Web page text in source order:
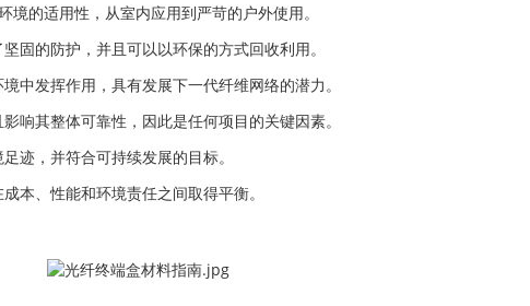
的适用性，从室内应用到严苛的户外使用。
固的防护，并且可以以环保的方式回收利用。
中发挥作用，具有发展下一代纤维网络的潜力。
响其整体可靠性，因此是任何项目的关键因素。
迹，并符合可持续发展的目标。
本、性能和环境责任之间取得平衡。